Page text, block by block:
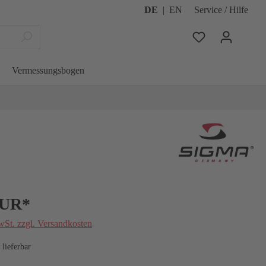
DE | EN Service / Hilfe
Vermessungsbogen
zzgl. Versandkosten